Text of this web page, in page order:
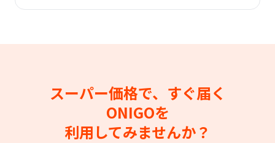
スーパー価格で、すぐ届く
ONIGOを
利用してみませんか？